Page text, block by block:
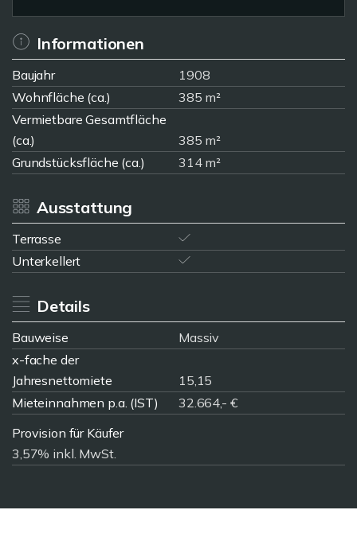
Informationen
Baujahr
1908
Wohnfläche (ca.)
385 m²
Vermietbare Gesamtfläche
(ca.)
385 m²
Grundstücksfläche (ca.)
314 m²
Ausstattung
Terrasse
Unterkellert
Details
Bauweise
Massiv
x-fache der
Jahresnettomiete
15,15
Mieteinnahmen p.a. (IST)
32.664,- €
Provision für Käufer
3,57% inkl. MwSt.